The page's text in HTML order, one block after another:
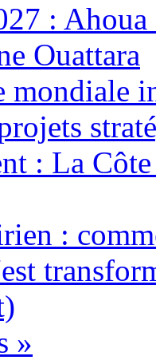
:
Ouattara
mondiale
: La
:
»